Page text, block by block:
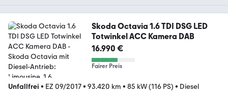
Skoda Octavia 1.6 TDI DSG LED
Totwinkel ACC Kamera DAB
16.990 €
Fairer Preis
Unfallfrei • EZ 09/2017• 93.420 km • 85 kW (116 PS) • Diesel